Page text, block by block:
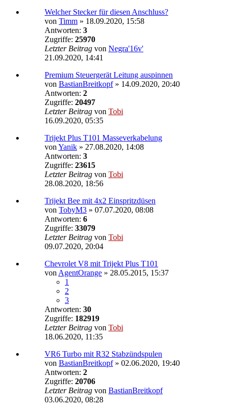
Welcher Stecker für diesen Anschluss?
von Timm » 18.09.2020, 15:58
Antworten: 3
Zugriffe: 25970
Letzter Beitrag von Negra'16v'
21.09.2020, 14:41
Premium Steuergerät Leitung auspinnen
von BastianBreitkopf» 14.09.2020, 20:40
Antworten: 2
Zugriffe: 20497
Letzter Beitrag von Tobi
16.09.2020, 05:35
Trijekt Plus T101 Masseverkabelung
von Yanik » 27.08.2020, 14:08
Antworten: 3
Zugriffe: 23615
Letzter Beitrag von Tobi
28.08.2020, 18:56
Trijekt Bee mit 4x2 Einspritzdüsen
von TobyM3 » 07.07.2020, 08:08
Antworten: 6
Zugriffe: 33079
Letzter Beitrag von Tobi
09.07.2020, 20:04
Chevrolet V8 mit Trijekt Plus T101
von AgentOrange » 28.05.2015, 15:37
1
2
3
Antworten: 30
Zugriffe: 182919
Letzter Beitrag von Tobi
18.06.2020, 11:35
VR6 Turbo mit R32 Stabzündspulen
von BastianBreitkopf» 02.06.2020, 19:40
Antworten: 2
Zugriffe: 20706
Letzter Beitrag von BastianBreitkopf
03.06.2020, 08:28